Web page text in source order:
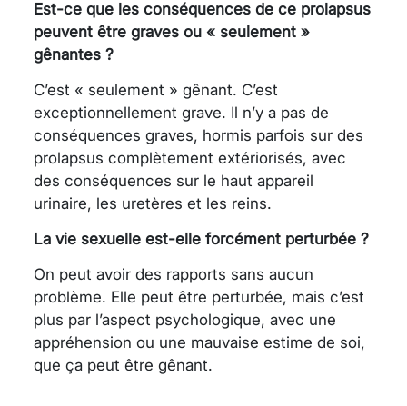
Est-ce que les conséquences de ce prolapsus
peuvent être graves ou « seulement »
gênantes ?
C’est « seulement » gênant. C’est
exceptionnellement grave. Il n’y a pas de
conséquences graves, hormis parfois sur des
prolapsus complètement extériorisés, avec
des conséquences sur le haut appareil
urinaire, les uretères et les reins.
La vie sexuelle est-elle forcément perturbée ?
On peut avoir des rapports sans aucun
problème. Elle peut être perturbée, mais c’est
plus par l’aspect psychologique, avec une
appréhension ou une mauvaise estime de soi,
que ça peut être gênant.